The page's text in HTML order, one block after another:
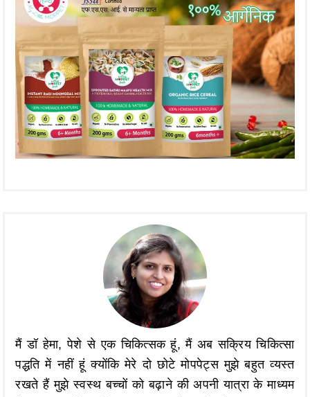
मैं डॉ हेमा, पेशे से एक चिकित्सक हूं, मैं अब सक्रिय चिकित्सा
पद्धति में नहीं हूं क्योंकि मेरे दो छोटे मोपपेट्स मुझे बहुत व्यस्त
रखते हैं मुझे स्वस्थ बच्चों को बढ़ाने की अपनी यात्रा के माध्यम